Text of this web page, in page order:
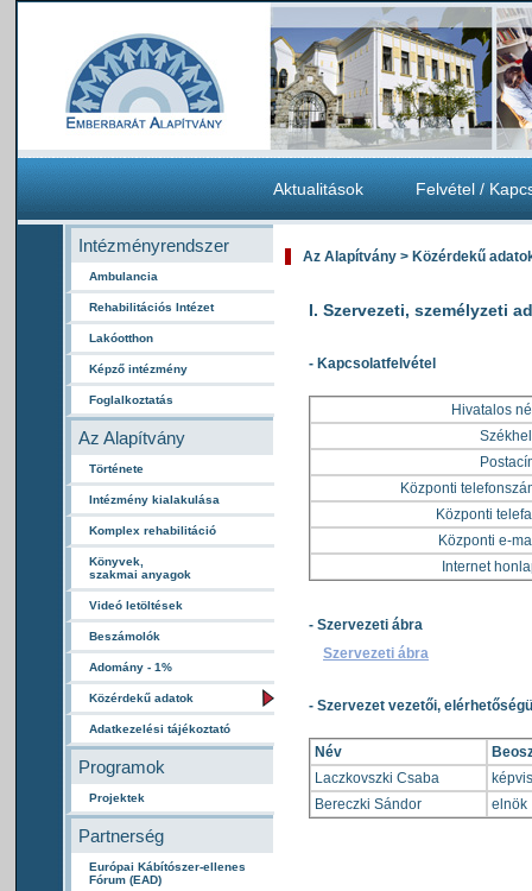
Aktualitások Felvétel /
Intézményrendszer
Ambulancia
Rehabilitációs Intézet
Lakóotthon
Képző intézmény
Foglalkoztatás
Az Alapítvány
Története
Intézmény kialakulása
Komplex rehabilitáció
Könyvek,
szakmai anyagok
Videó letöltések
Beszámolók
Adomány - 1%
Közérdekű adatok
Adatkezelési tájékoztató
Programok
Projektek
Partnerség
Európai Kábítószer-ellenes
Fórum (EAD)
Az Alapítvány > Közérdekű
I. Szervezeti, személyzeti
- Kapcsolatfelvétel
Hivatalos
Központi
Központi
Központi e-
Internet
- Szervezeti ábra
Szervezeti ábra
- Szervezet vezetői,
Név
Laczkovszki Csaba
Bereczki Sándor
elnök